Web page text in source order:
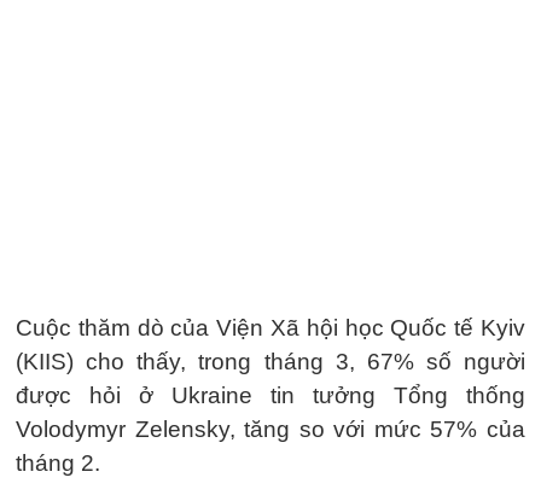
Cuộc thăm dò của Viện Xã hội học Quốc tế Kyiv
(KIIS) cho thấy, trong tháng 3, 67% số người
được hỏi ở Ukraine tin tưởng Tổng thống
Volodymyr Zelensky, tăng so với mức 57% của
tháng 2.